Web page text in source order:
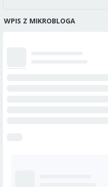
WPIS Z MIKROBLOGA